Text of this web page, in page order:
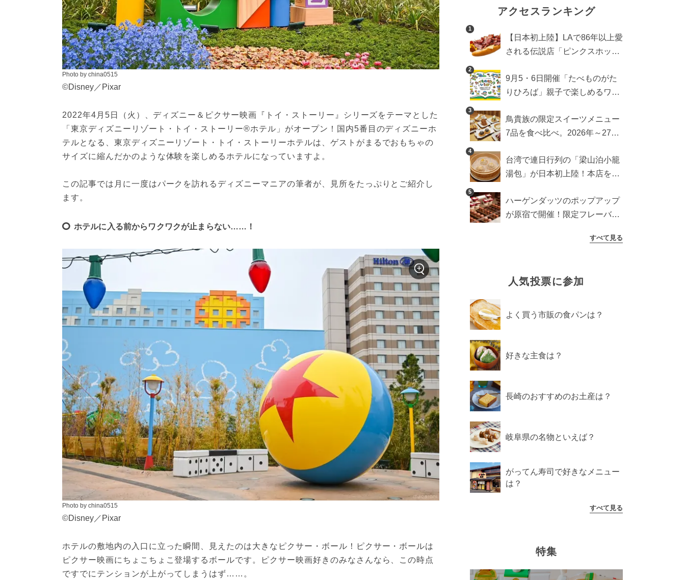
Photo by china0515
©Disney／Pixar
2022年4月5日（火）、ディズニー＆ピクサー映画『トイ・ストーリー』シリーズをテーマとした
「東京ディズニーリゾート・トイ・ストーリー®ホテル」がオープン！国内5番目のディズニーホ
テルとなる、東京ディズニーリゾート・トイ・ストーリーホテルは、ゲストがまるでおもちゃの
サイズに縮んだかのような体験を楽しめるホテルになっていますよ。
この記事では月に一度はパークを訪れるディズニーマニアの筆者が、見所をたっぷりとご紹介し
ます。
ホテルに入る前からワクワクが止まらない……！
Photo by china0515
©Disney／Pixar
ホテルの敷地内の入口に立った瞬間、見えたのは大きなピクサー・ボール！ピクサー・ボールは
ピクサー映画にちょこちょこ登場するボールです。ピクサー映画好きのみなさんなら、この時点
ですでにテンションが上がってしまうはず……。
アクセスランキング
1
【日本初上陸】LAで86年以上愛
される伝説店「ピンクスホット
ットドッグブーム到来!?
2
9月5・6日開催「たべものがた
りひろば」親子で楽しめるワー
ーなどをご紹介
3
鳥貴族の限定スイーツメニュー
7品を食べ比べ。2026年～27年
4
台湾で連日行列の「梁山泊小籠
湯包」が日本初上陸！本店を知
5
ハーゲンダッツのポップアップ
が原宿で開催！限定フレーバー
すべて見る
人気投票に参加
よく買う市販の食パンは？
好きな主食は？
長崎のおすすめのお土産は？
岐阜県の名物といえば？
がってん寿司で好きなメニュー
は？
すべて見る
特集